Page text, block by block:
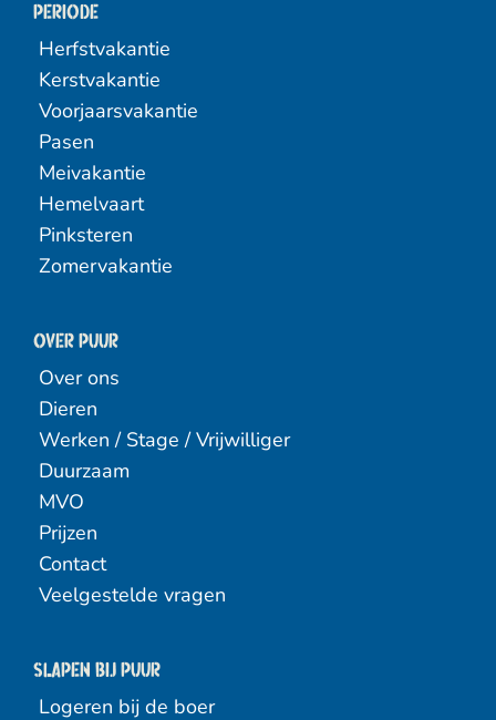
Periode
Herfstvakantie
Kerstvakantie
Voorjaarsvakantie
Pasen
Meivakantie
Hemelvaart
Pinksteren
Zomervakantie
Over PUUR
Over ons
Dieren
Werken / Stage / Vrijwilliger
Duurzaam
MVO
Prijzen
Contact
Veelgestelde vragen
Slapen bij puur
Logeren bij de boer